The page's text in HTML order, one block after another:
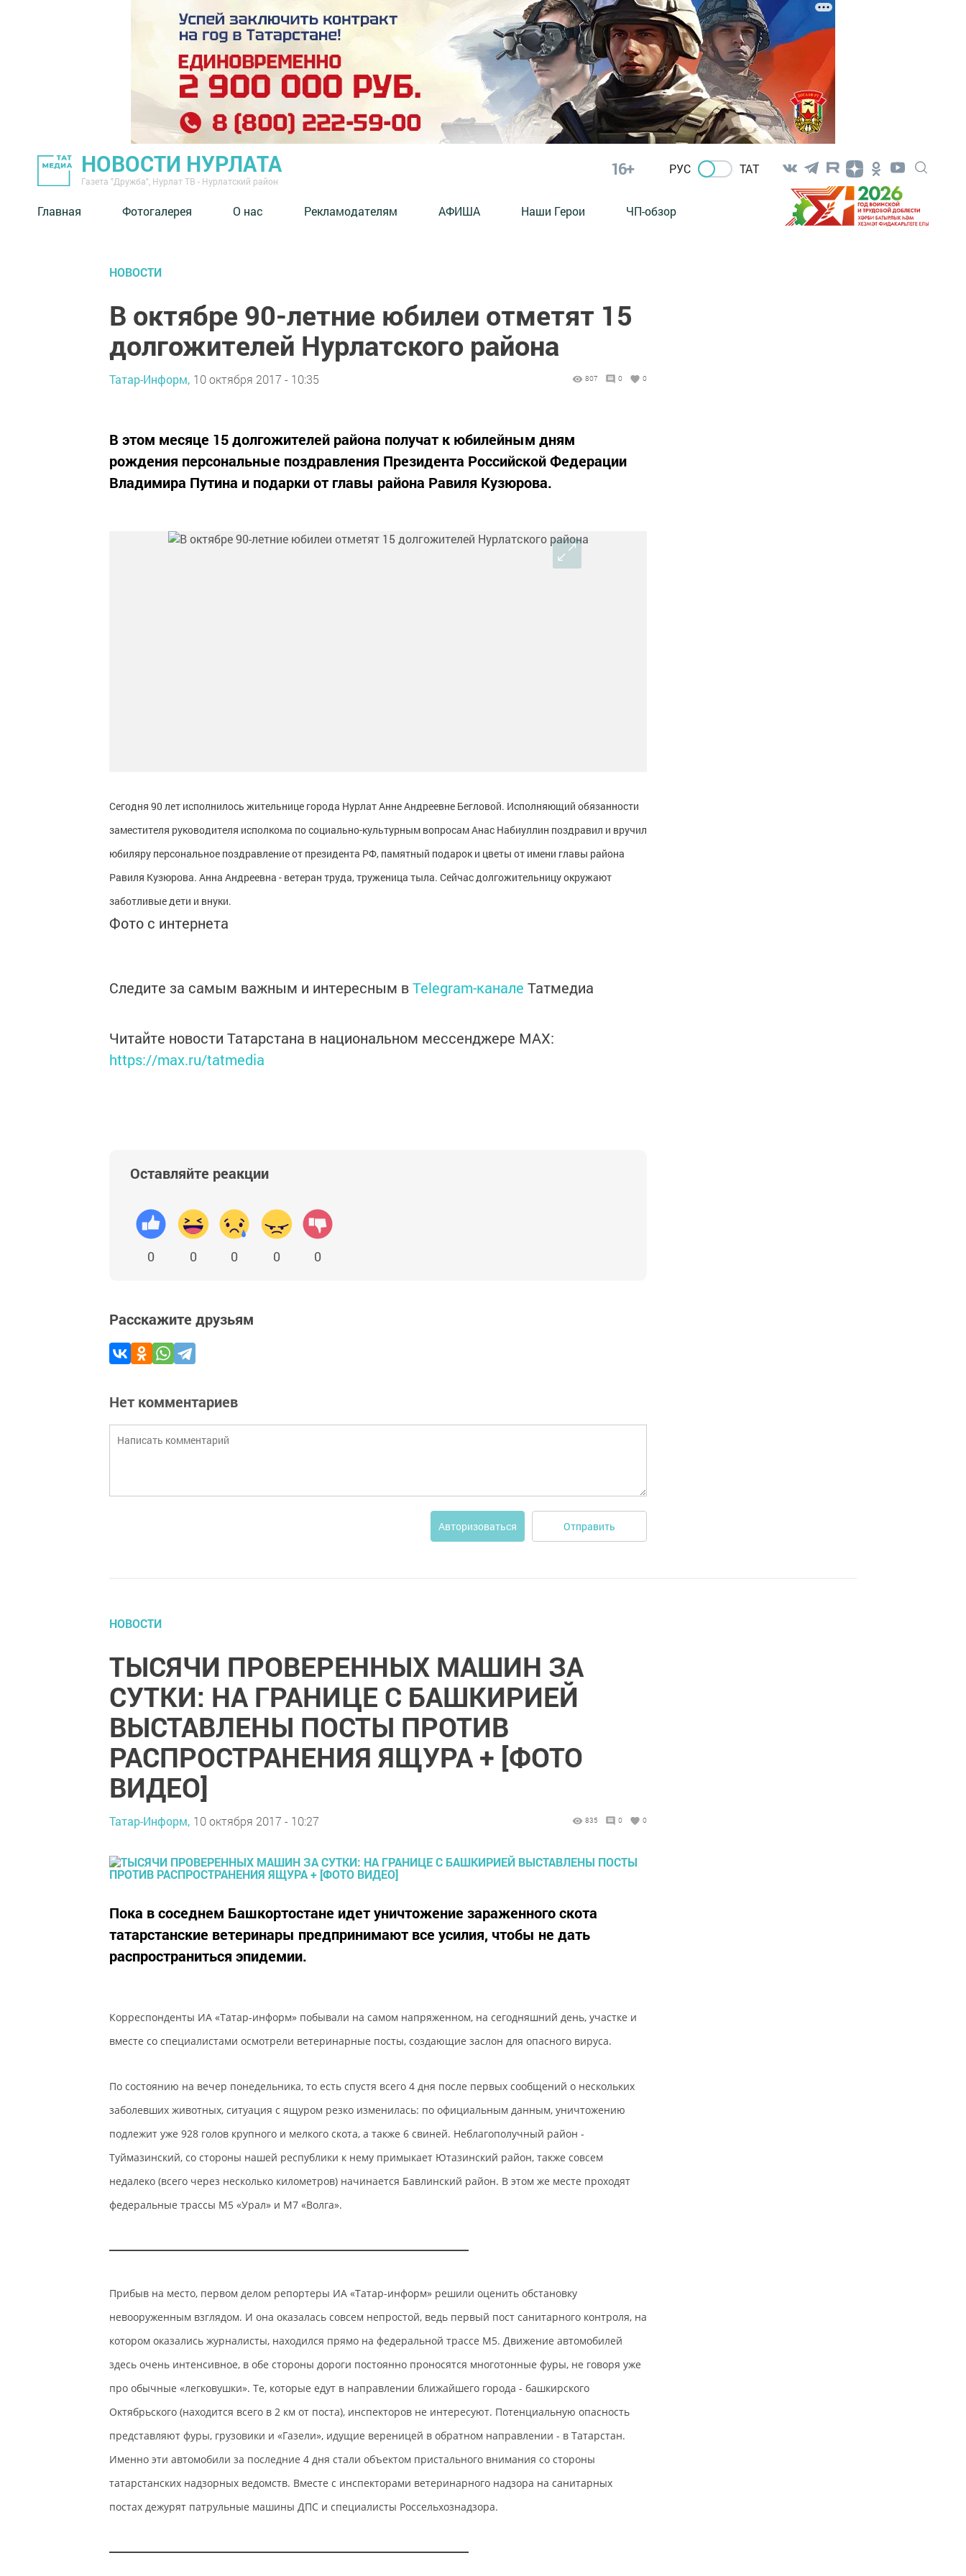
НОВОСТИ НУРЛАТА
Газета "Дружба", Нурлат ТВ - Нурлатский район
16+ РУС ТАТ
Главная Фотогалерея О нас Рекламодателям АФИША Наши Герои ЧП-обзор
НОВОСТИ
В октябре 90-летние юбилеи отметят 15
долгожителей Нурлатского района
Татар-Информ, 10 октября 2017 - 10:35 807 0 0
В этом месяце 15 долгожителей района получат к юбилейным дням
рождения персональные поздравления Президента Российской Федерации
Владимира Путина и подарки от главы района Равиля Кузюрова.
Сегодня 90 лет исполнилось жительнице города Нурлат Анне Андреевне Бегловой. Исполняющий обязанности
заместителя руководителя исполкома по социально-культурным вопросам Анас Набиуллин поздравил и вручил
юбиляру персональное поздравление от президента РФ, памятный подарок и цветы от имени главы района
Равиля Кузюрова. Анна Андреевна - ветеран труда, труженица тыла. Сейчас долгожительницу окружают
заботливые дети и внуки.
Фото с интернета
Следите за самым важным и интересным вTelegram-канале Татмедиа
Читайте новости Татарстана в национальном мессенджере MАХ:
https://max.ru/tatmedia
Оставляйте реакции
0 0 0 0 0
Расскажите друзьям
Нет комментариев
Авторизоваться Отправить
НОВОСТИ
ТЫСЯЧИ ПРОВЕРЕННЫХ МАШИН ЗА
СУТКИ: НА ГРАНИЦЕ С БАШКИРИЕЙ
ВЫСТАВЛЕНЫ ПОСТЫ ПРОТИВ
РАСПРОСТРАНЕНИЯ ЯЩУРА + [ФОТО
ВИДЕО]
Татар-Информ, 10 октября 2017 - 10:27 835 0 0
Пока в соседнем Башкортостане идет уничтожение зараженного скота
татарстанские ветеринары предпринимают все усилия, чтобы не дать
распространиться эпидемии.
Корреспонденты ИА «Татар-информ» побывали на самом напряженном, на сегодняшний день, участке и
вместе со специалистами осмотрели ветеринарные посты, создающие заслон для опасного вируса.
По состоянию на вечер понедельника, то есть спустя всего 4 дня после первых сообщений о нескольких
заболевших животных, ситуация с ящуром резко изменилась: по официальным данным, уничтожению
подлежит уже 928 голов крупного и мелкого скота, а также 6 свиней. Неблагополучный район -
Туймазинский, со стороны нашей республики к нему примыкает Ютазинский район, также совсем
недалеко (всего через несколько километров) начинается Бавлинский район. В этом же месте проходят
федеральные трассы М5 «Урал» и М7 «Волга».
Прибыв на место, первом делом репортеры ИА «Татар-информ» решили оценить обстановку
невооруженным взглядом. И она оказалась совсем непростой, ведь первый пост санитарного контроля, на
котором оказались журналисты, находился прямо на федеральной трассе М5. Движение автомобилей
здесь очень интенсивное, в обе стороны дороги постоянно проносятся многотонные фуры, не говоря уже
про обычные «легковушки». Те, которые едут в направлении ближайшего города - башкирского
Октябрьского (находится всего в 2 км от поста), инспекторов не интересуют. Потенциальную опасность
представляют фуры, грузовики и «Газели», идущие вереницей в обратном направлении - в Татарстан.
Именно эти автомобили за последние 4 дня стали объектом пристального внимания со стороны
татарстанских надзорных ведомств. Вместе с инспекторами ветеринарного надзора на санитарных
постах дежурят патрульные машины ДПС и специалисты Россельхознадзора.